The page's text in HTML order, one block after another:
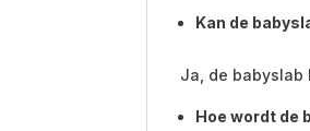
Kan de
Ja, de babyslab
Hoe wordt de